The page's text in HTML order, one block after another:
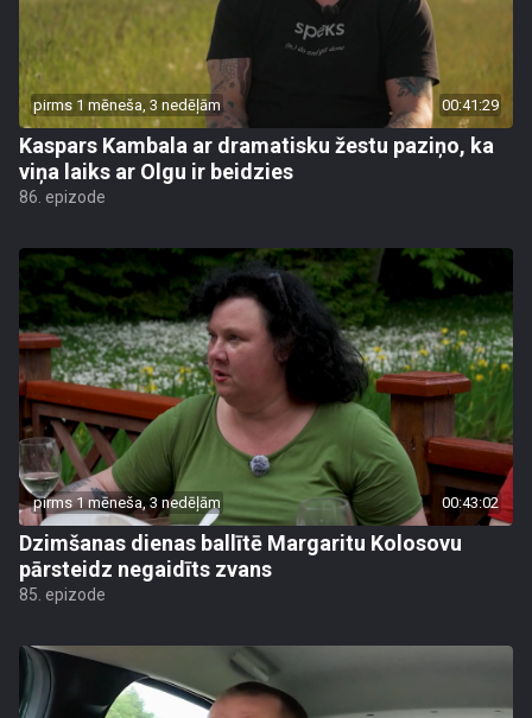
pirms 1 mēneša, 3 nedēļām 00:41:29
Kaspars Kambala ar dramatisku žestu paziņo, ka
viņa laiks ar Olgu ir beidzies
86. epizode
pirms 1 mēneša, 3 nedēļām 00:43:02
Dzimšanas dienas ballītē Margaritu Kolosovu
pārsteidz negaidīts zvans
85. epizode